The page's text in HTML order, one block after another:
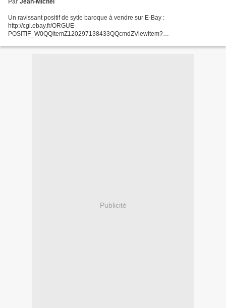
Par Jean-Michel
Un ravissant positif de sytle baroque à vendre sur E-Bay :
http://cgi.ebay.fr/ORGUE-
POSITIF_W0QQitemZ120297138433QQcmdZViewItem?
2|240%3A1318&_trksid=p3286.c0.m14
Publicité